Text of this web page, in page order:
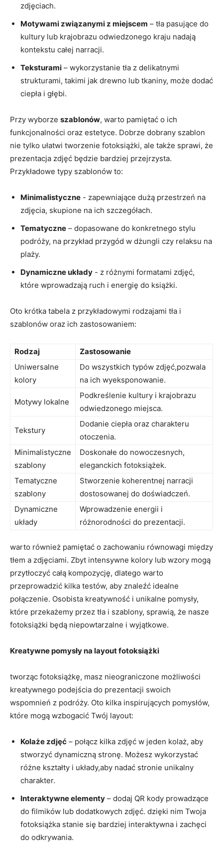
zdjęciach.
Motywami ‍związanymi z⁤ miejscem – tła pasujące ⁤do
kultury lub ⁣krajobrazu odwiedzonego kraju nadają
‍kontekstu całej narracji.
Teksturami – wykorzystanie tła z delikatnymi
strukturami, takimi jak drewno ‍lub tkaniny, może dodać
ciepła i głębi.
Przy wyborze szablonów, warto pamiętać⁣ o ich
funkcjonalności ​oraz estetyce. Dobrze dobrany​ szablon
nie tylko ułatwi‍ tworzenie ⁢fotoksiążki, ale także sprawi, że
prezentacja zdjęć będzie bardziej przejrzysta.‌
Przykładowe typy szablonów to:
Minimalistyczne ⁤- ‍zapewniające dużą przestrzeń ⁣na
zdjęcia, skupione na ich szczegółach.
Tematyczne – dopasowane do konkretnego stylu
podróży, ​na przykład przygód⁤ w dżungli czy relaksu na
plaży.
Dynamiczne⁣ układy -​ z różnymi formatami zdjęć,
⁣które ⁣wprowadzają ruch i energię⁤ do książki.
Oto krótka tabela z przykładowymi rodzajami tła i
szablonów oraz ⁣ich zastosowaniem:
Rodzaj
Zastosowanie
Uniwersalne
kolory
Do wszystkich typów zdjęć,pozwala
na ⁤ich wyeksponowanie.
Motywy lokalne
Podkreślenie kultury i ​krajobrazu
odwiedzonego miejsca.
Tekstury
Dodanie ciepła oraz charakteru
otoczenia.
Minimalistyczne‍
szablony
Doskonałe⁤ do nowoczesnych,
eleganckich fotoksiążek.
Tematyczne
‍szablony
Stworzenie ⁤koherentnej narracji⁤
dostosowanej do doświadczeń.
Dynamiczne
⁤układy
Wprowadzenie energii i
‌różnorodności do prezentacji.
warto również pamiętać o zachowaniu równowagi między
tłem a zdjęciami. Zbyt intensywne kolory​ lub⁤ wzory mogą
przytłoczyć całą kompozycję, dlatego warto
przeprowadzić kilka testów, aby​ znaleźć idealne⁢
połączenie. Osobista ⁢kreatywność i unikalne pomysły,
‌które ⁢przekażemy⁢ przez tła i szablony,‍ sprawią, że nasze ​
fotoksiążki będą‌ niepowtarzalne i wyjątkowe.
Kreatywne pomysły na layout fotoksiążki
tworząc fotoksiążkę, masz nieograniczone możliwości
kreatywnego podejścia do prezentacji ⁤swoich
wspomnień z podróży. Oto kilka⁤ inspirujących pomysłów,
które mogą wzbogacić ‍Twój layout:
Kolaże ​zdjęć – połącz kilka zdjęć w jeden ‌kolaż, aby
stworzyć dynamiczną stronę. Możesz wykorzystać
różne kształty i układy,aby nadać stronie​ unikalny
charakter.
Interaktywne ⁣elementy – dodaj QR ⁣kody prowadzące
do filmików ⁤lub dodatkowych zdjęć. dzięki nim ⁣Twoja
fotoksiążka stanie się bardziej interaktywna i zachęci
⁤do odkrywania.